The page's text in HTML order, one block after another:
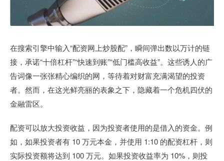
在搜索引擎中输入“配资网上炒股配”，瞬间弹出数以万计的链
接，承诺“十倍杠杆”“快速到账”“低门槛高收益”。这些诱人的广
告词像一张张精心编织的网，等待着对财富充满渴望的投资
者。然而，在这光鲜亮丽的表象之下，隐藏着一个危机四伏的
金融雷区。
配资可以放大投资收益，因为投资者使用的是借入的资金。例
如，如果投资者有 10 万元本金，并使用 1:10 的配资杠杆，则
实际投资额将达到 100 万元。如果投资收益率为 10%，则投